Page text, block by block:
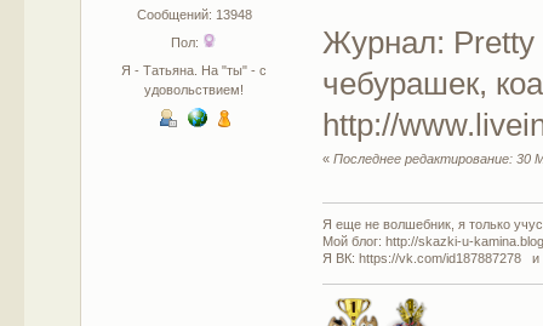
Сообщений: 13948
Пол:
Я - Татьяна. На "ты" - с
удовольствием!
Журнал: Pretty
чебурашек,
http://
«Последнее редактирование: 30
Я еще не волшебник, я только
Мой блог: http://skazki-u-
Я ВК: https://vk.com/id187887278 и